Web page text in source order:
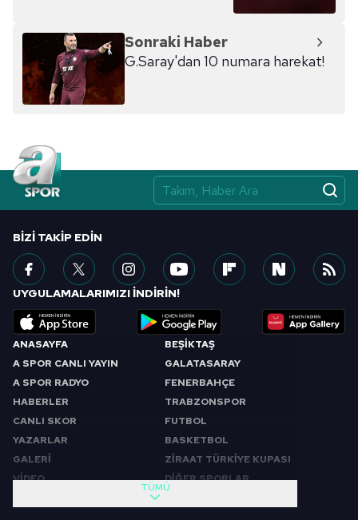
Sonraki Haber
G.Saray'dan 10 numara harekat!
ANASAYFA
A SPOR CANLI YAYIN
A SPOR RADYO
HABERLER
CANLI SKOR
YAZARLAR
GALERİ
VİDEO
BEŞİKTAŞ
GALATASARAY
FENERBAHÇE
TRABZONSPOR
FUTBOL
BASKETBOL
ZİRAAT TÜRKİYE KUPASI
DİĞER SPORLAR
TÜMÜ
BIZI TAKIP EDIN
UYGULAMALARIMIZI İNDİRİN!